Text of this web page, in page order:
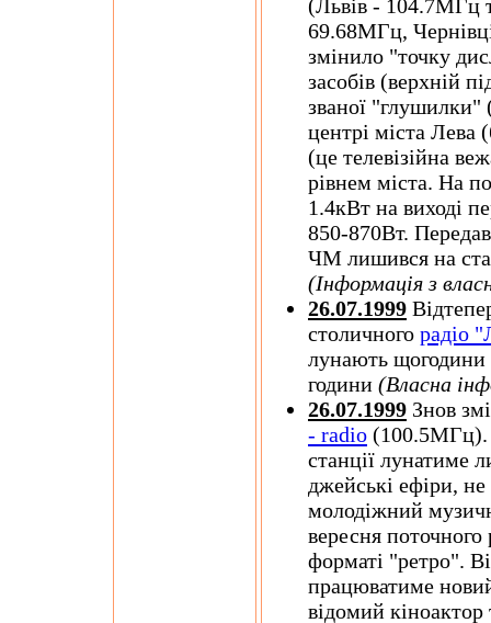
(Львів - 104.7МГц
69.68МГц,
змінило "точку
засобів (верхній
званої
центрі міста
(це телевізійна
рівнем міста. На
1.4кВт на виході
850-870Вт.
ЧМ лишився на
(Інформація з
26.07.1999
столичного радіо
лунають щогодини
години (Власна
26.07.1999 Знов
- radio (100.5МГц).
станції лунатиме
джейські ефіри,
молодіжний
вересня
форматі "ретро".
працюватиме
відомий